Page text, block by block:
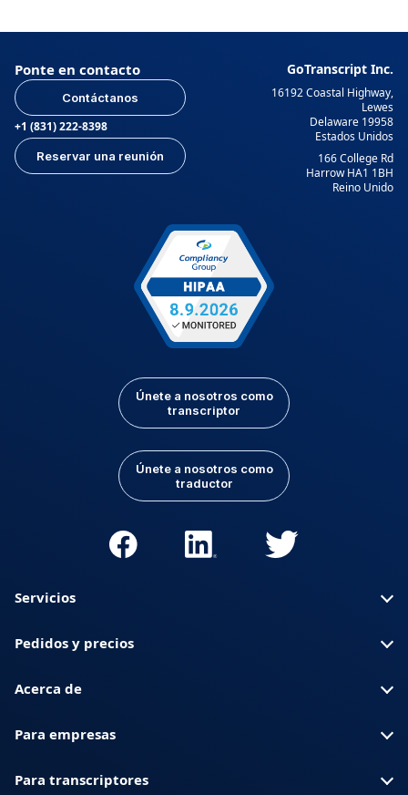
Ponte en contacto
Contáctanos
+1 (831) 222-8398
Reservar una reunión
GoTranscript Inc.
16192 Coastal Highway,
Lewes
Delaware 19958
Estados Unidos
166 College Rd
Harrow HA1 1BH
Reino Unido
Únete a nosotros como
transcriptor
Únete a nosotros como
traductor
Servicios
Pedidos y precios
Acerca de
Para empresas
Para transcriptores